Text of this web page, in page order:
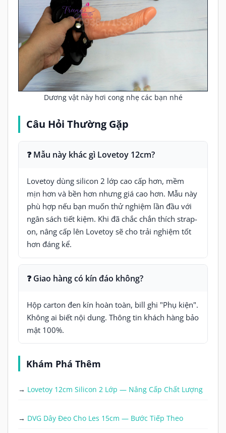
Dương vật này hơi cong nhẹ các bạn nhé
Câu Hỏi Thường Gặp
❓ Mẫu này khác gì Lovetoy 12cm?
Lovetoy dùng silicon 2 lớp cao cấp hơn, mềm
mịn hơn và bền hơn nhưng giá cao hơn. Mẫu này
phù hợp nếu bạn muốn thử nghiệm lần đầu với
ngân sách tiết kiệm. Khi đã chắc chắn thích strap-
on, nâng cấp lên Lovetoy sẽ cho trải nghiệm tốt
hơn đáng kể.
❓ Giao hàng có kín đáo không?
Hộp carton đen kín hoàn toàn, bill ghi "Phụ kiện".
Không ai biết nội dung. Thông tin khách hàng bảo
mật 100%.
Khám Phá Thêm
→ Lovetoy 12cm Silicon 2 Lớp — Nâng Cấp Chất Lượng
→ DVG Dây Đeo Cho Les 15cm — Bước Tiếp Theo